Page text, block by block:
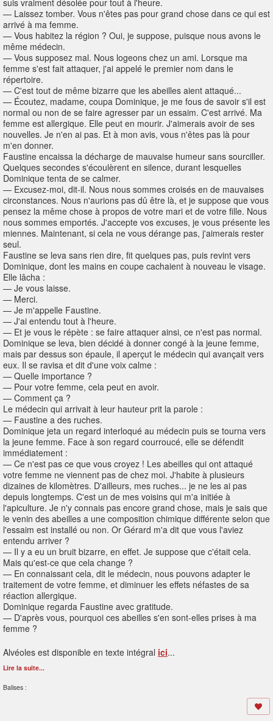
suis vraiment désolée pour tout à l'heure.
— Laissez tomber. Vous n'êtes pas pour grand chose dans ce qui est
arrivé à ma femme.
— Vous habitez la région ? Oui, je suppose, puisque nous avons le
même médecin.
— Vous supposez mal. Nous logeons chez un ami. Lorsque ma
femme s'est fait attaquer, j'ai appelé le premier nom dans le
répertoire.
— C'est tout de même bizarre que les abeilles aient attaqué...
— Écoutez, madame, coupa Dominique, je me fous de savoir s'il est
normal ou non de se faire agresser par un essaim. C'est arrivé. Ma
femme est allergique. Elle peut en mourir. J'aimerais avoir de ses
nouvelles. Je n'en ai pas. Et à mon avis, vous n'êtes pas là pour
m'en donner.
Faustine encaissa la décharge de mauvaise humeur sans sourciller.
Quelques secondes s'écoulèrent en silence, durant lesquelles
Dominique tenta de se calmer.
— Excusez-moi, dit-il. Nous nous sommes croisés en de mauvaises
circonstances. Nous n'aurions pas dû être là, et je suppose que vous
pensez la même chose à propos de votre mari et de votre fille. Nous
nous sommes emportés. J'accepte vos excuses, je vous présente les
miennes. Maintenant, si cela ne vous dérange pas, j'aimerais rester
seul.
Faustine se leva sans rien dire, fit quelques pas, puis revint vers
Dominique, dont les mains en coupe cachaient à nouveau le visage.
Elle lâcha :
— Je vous laisse.
— Merci.
— Je m'appelle Faustine.
— J'ai entendu tout à l'heure.
— Et je vous le répète : se faire attaquer ainsi, ce n'est pas normal.
Dominique se leva, bien décidé à donner congé à la jeune femme,
mais par dessus son épaule, il aperçut le médecin qui avançait vers
eux. Il se ravisa et dit d'une voix calme :
— Quelle importance ?
— Pour votre femme, cela peut en avoir.
— Comment ça ?
Le médecin qui arrivait à leur hauteur prit la parole :
— Faustine a des ruches.
Dominique jeta un regard interloqué au médecin puis se tourna vers
la jeune femme. Face à son regard courroucé, elle se défendit
immédiatement :
— Ce n'est pas ce que vous croyez ! Les abeilles qui ont attaqué
votre femme ne viennent pas de chez moi. J'habite à plusieurs
dizaines de kilomètres. D'ailleurs, mes ruches... je ne les ai pas
depuis longtemps. C'est un de mes voisins qui m'a initiée à
l'apiculture. Je n'y connais pas encore grand chose, mais je sais que
le venin des abeilles a une composition chimique différente selon que
l'essaim est installé ou non. Or Gérard m'a dit que vous l'aviez
entendu arriver ?
— Il y a eu un bruit bizarre, en effet. Je suppose que c'était cela.
Mais qu'est-ce que cela change ?
— En connaissant cela, dit le médecin, nous pouvons adapter le
traitement de votre femme, et diminuer les effets néfastes de sa
réaction allergique.
Dominique regarda Faustine avec gratitude.
— D'après vous, pourquoi ces abeilles s'en sont-elles prises à ma
femme ?
Alvéoles est disponible en texte intégral ici...
Lire la suite...
Balises :